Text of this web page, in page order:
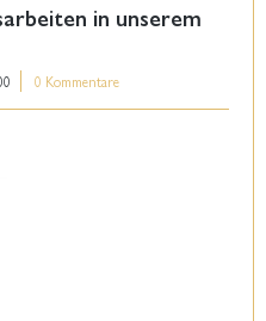
in unserem
0 Kommentare